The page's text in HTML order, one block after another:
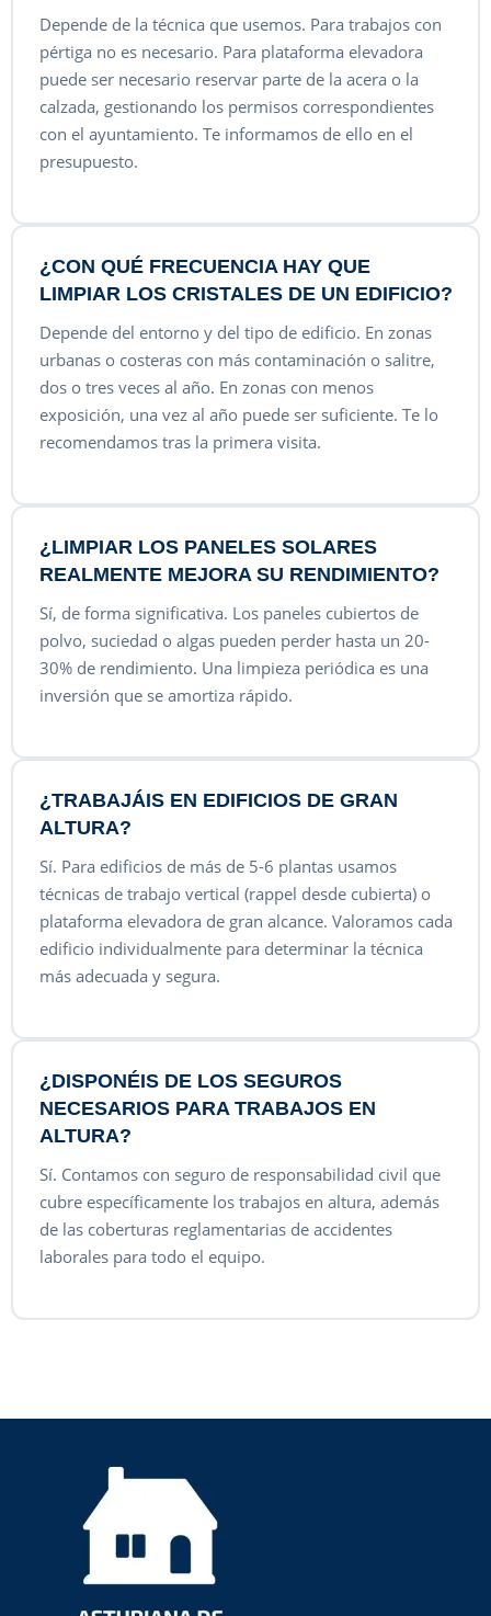
Depende de la técnica que usemos. Para trabajos con
pértiga no es necesario. Para plataforma elevadora
puede ser necesario reservar parte de la acera o la
calzada, gestionando los permisos correspondientes
con el ayuntamiento. Te informamos de ello en el
presupuesto.
¿CON QUÉ FRECUENCIA HAY QUE
LIMPIAR LOS CRISTALES DE UN EDIFICIO?
Depende del entorno y del tipo de edificio. En zonas
urbanas o costeras con más contaminación o salitre,
dos o tres veces al año. En zonas con menos
exposición, una vez al año puede ser suficiente. Te lo
recomendamos tras la primera visita.
¿LIMPIAR LOS PANELES SOLARES
REALMENTE MEJORA SU RENDIMIENTO?
Sí, de forma significativa. Los paneles cubiertos de
polvo, suciedad o algas pueden perder hasta un 20-
30% de rendimiento. Una limpieza periódica es una
inversión que se amortiza rápido.
¿TRABAJÁIS EN EDIFICIOS DE GRAN
ALTURA?
Sí. Para edificios de más de 5-6 plantas usamos
técnicas de trabajo vertical (rappel desde cubierta) o
plataforma elevadora de gran alcance. Valoramos cada
edificio individualmente para determinar la técnica
más adecuada y segura.
¿DISPONÉIS DE LOS SEGUROS
NECESARIOS PARA TRABAJOS EN
ALTURA?
Sí. Contamos con seguro de responsabilidad civil que
cubre específicamente los trabajos en altura, además
de las coberturas reglamentarias de accidentes
laborales para todo el equipo.